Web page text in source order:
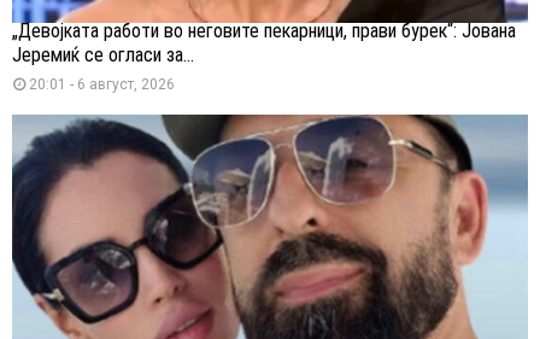
„Девојката работи во неговите пекарници, прави бурек“: Јована
Јеремиќ се огласи за...
20:01 - 6 август, 2026